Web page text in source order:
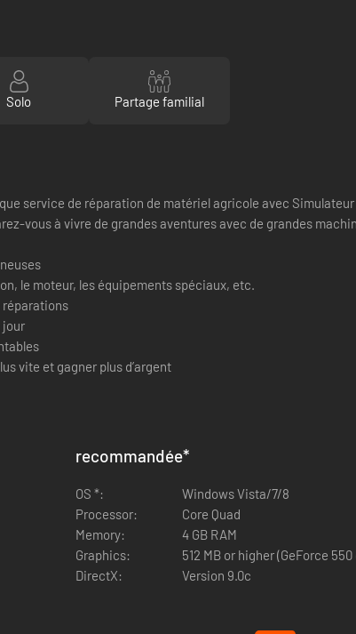
Solo Partage familial
service de réparation de matériel agricole avec
vous à vivre de grandes aventures avec de grandes
le moteur, les équipements spéciaux, etc.
réparations
jour
vite et gagner plus d’argent
recommandée*
OS *:
Windows Vista/7/8
Processor:
Core Quad
Memory:
4 GB RAM
Graphics:
512 MB or higher (GeForce
DirectX:
Version 9.0c